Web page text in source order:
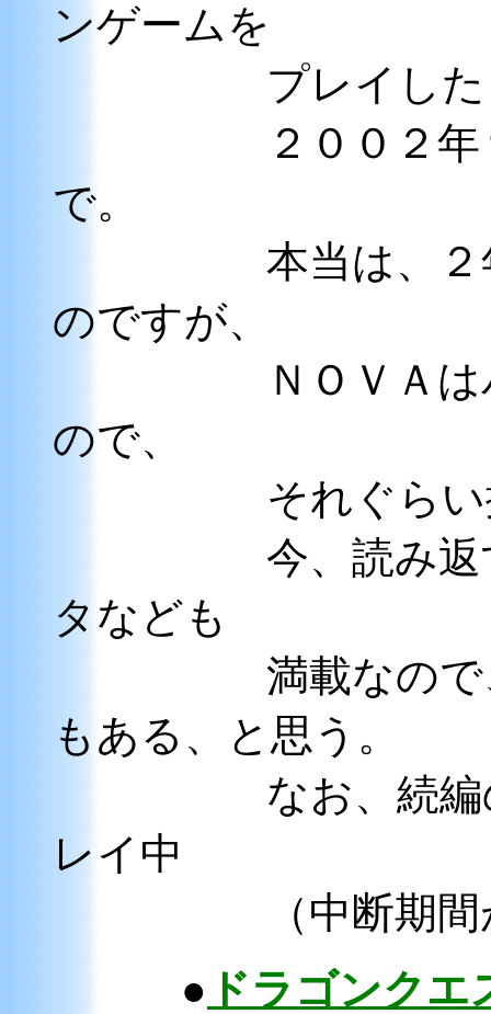
ンゲームを
プレイしたと
２００２年９月
で。
本当は、２年も
のですが、
ＮＯＶＡはパソ
ので、
それぐらい掛
今、読み返すと
タなども
満載なので、そ
もある、と思
なお、続編
レイ中
（中断期間が
● ドラゴンク